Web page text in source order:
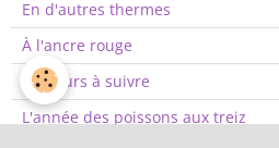
En d'autres thermes
À l'ancre rouge
Les jours à suivre
L'année des poissons aux treiz